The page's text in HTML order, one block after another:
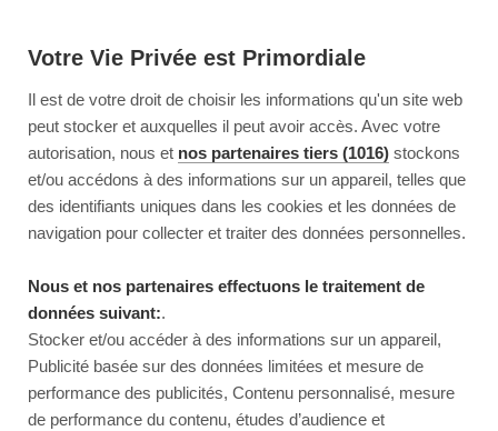
Votre Vie Privée est Primordiale
Il est de votre droit de choisir les informations qu'un site web
peut stocker et auxquelles il peut avoir accès. Avec votre
autorisation, nous et nos partenaires tiers (1016) stockons
et/ou accédons à des informations sur un appareil, telles que
des identifiants uniques dans les cookies et les données de
navigation pour collecter et traiter des données personnelles.
Nous et nos partenaires effectuons le traitement de
données suivant:.
Stocker et/ou accéder à des informations sur un appareil,
Publicité basée sur des données limitées et mesure de
performance des publicités, Contenu personnalisé, mesure
de performance du contenu, études d’audience et